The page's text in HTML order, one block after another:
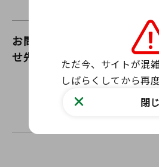
お問い合わ
せ先
福島県動物愛護セ
ウェブサイトから
お問い合わせフォ
〒963-7732 福島県田村
ただ今、サイトが混
しばらくしてから再
閉